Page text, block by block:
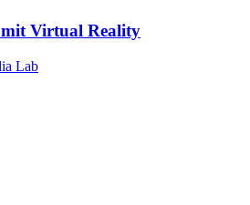
mit Virtual Reality
Lab